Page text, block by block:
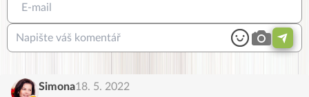
Simona18. 5. 2022